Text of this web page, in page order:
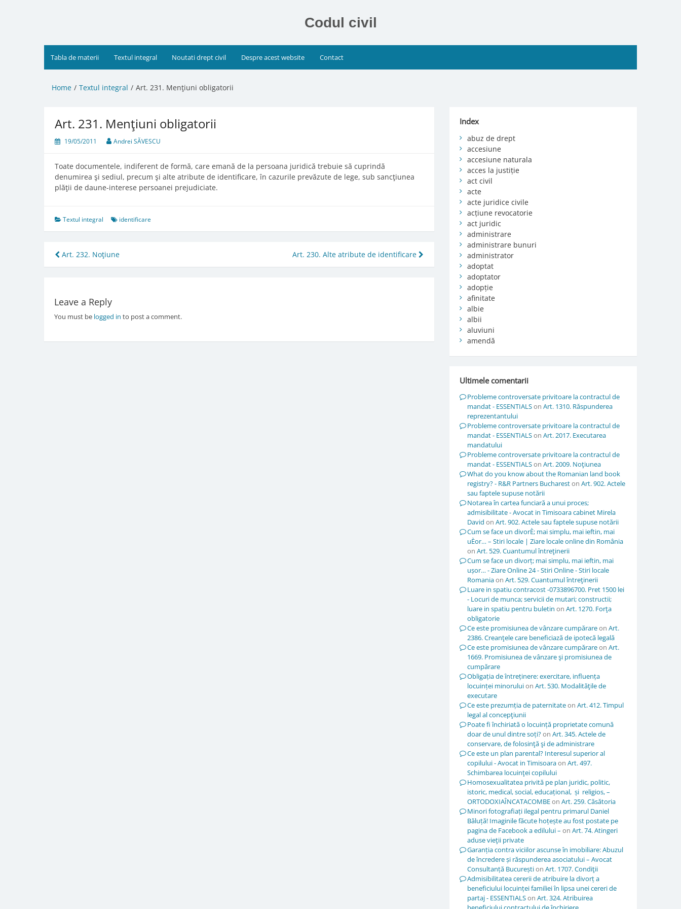
Codul civil
Tabla de materii Textul integral Noutati drept civil Despre acest website Contact
Home Textul integral Art. 231. Menţiuni obligatorii
Art. 231. Menţiuni obligatorii
19/05/2011 Andrei SĂVESCU
Toate documentele, indiferent de formă, care emană de la persoana juridică trebuie să cuprindă
denumirea şi sediul, precum şi alte atribute de identificare, în cazurile prevăzute de lege, sub sancţiunea
plăţii de daune-interese persoanei prejudiciate.
Textul integral identificare
Post
navigation
Art. 232. Noţiune Art. 230. Alte atribute de identificare
Leave a Reply
You must be logged in to post a comment.
Index
abuz de drept
accesiune
accesiune naturala
acces la justiție
act civil
acte
acte juridice civile
acțiune revocatorie
act juridic
administrare
administrare bunuri
administrator
adoptat
adoptator
adopție
afinitate
albie
albii
aluviuni
amendă
Ultimele comentarii
Probleme controversate privitoare la contractul de
mandat - ESSENTIALSon Art. 1310. Răspunderea
reprezentantului
Probleme controversate privitoare la contractul de
mandat - ESSENTIALSon Art. 2017. Executarea
mandatului
Probleme controversate privitoare la contractul de
mandat - ESSENTIALSon Art. 2009. Noţiunea
What do you know about the Romanian land book
registry? - R&R Partners Buchareston Art. 902. Actele
sau faptele supuse notării
Notarea în cartea funciară a unui proces;
admisibilitate - Avocat in Timisoara cabinet Mirela
David on Art. 902. Actele sau faptele supuse notării
Cum se face un divorÈ; mai simplu, mai ieftin, mai
uÈor… – Stiri locale | Ziare locale online din România
on Art. 529. Cuantumul întreţinerii
Cum se face un divorț; mai simplu, mai ieftin, mai
ușor… - Ziare Online 24 - Stiri Online - Stiri locale
Romaniaon Art. 529. Cuantumul întreţinerii
Luare in spatiu contracost -0733896700. Pret 1500 lei
- Locuri de munca; servicii de mutari; constructii;
luare in spatiu pentru buletin on Art. 1270. Forţa
obligatorie
Ce este promisiunea de vânzare cumpărareon Art.
2386. Creanţele care beneficiază de ipotecă legală
Ce este promisiunea de vânzare cumpărareon Art.
1669. Promisiunea de vânzare şi promisiunea de
cumpărare
Obligația de întreținere: exercitare, influența
locuinței minoruluion Art. 530. Modalităţile de
executare
Ce este prezumția de paternitateon Art. 412. Timpul
legal al concepţiunii
Poate fi închiriată o locuință proprietate comună
doar de unul dintre soți?on Art. 345. Actele de
conservare, de folosinţă şi de administrare
Ce este un plan parental? Interesul superior al
copilului - Avocat in Timisoaraon Art. 497.
Schimbarea locuinţei copilului
Homosexualitatea privită pe plan juridic, politic,
istoric, medical, social, educațional, și religios, –
ORTODOXIAÎNCATACOMBEon Art. 259. Căsătoria
Minori fotografiați ilegal pentru primarul Daniel
Băluță! Imaginile făcute hoțește au fost postate pe
pagina de Facebook a edilului – on Art. 74. Atingeri
aduse vieţii private
Garanția contra viciilor ascunse în imobiliare: Abuzul
de încredere și răspunderea asociatului – Avocat
Consultanță Bucureștion Art. 1707. Condiţii
Admisibilitatea cererii de atribuire la divorț a
beneficiului locuinței familiei în lipsa unei cereri de
partaj - ESSENTIALSon Art. 324. Atribuirea